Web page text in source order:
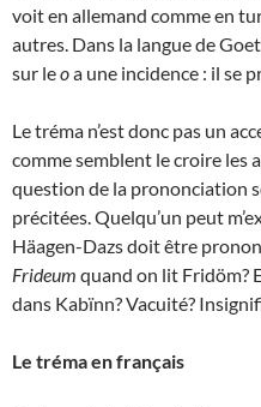
voit en allemand comme en
autres. Dans la langue de
sur leoa une incidence : il se
Le tréma n’est donc pas un
comme semblent le croire les
question de la prononciation
précitées. Quelqu’un peut
Häagen-Dazs doit être
Frideum quand on lit Fridöm?
dans Kabïnn? Vacuité?
Le tréma en français